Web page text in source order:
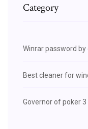
Category
Winrar password
Best cleaner for
Governor of poker